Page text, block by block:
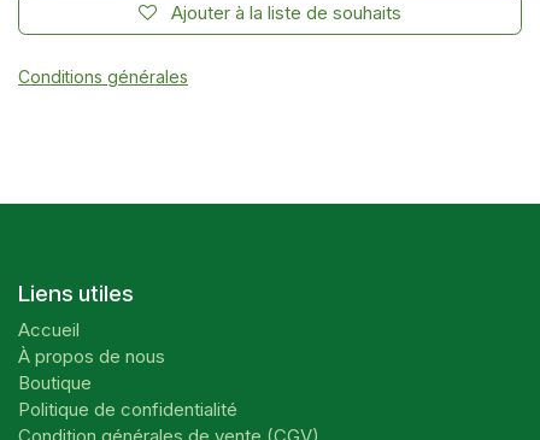
Ajouter à la liste de souhaits
Conditions générales
Liens utiles
Accueil
À propos de nous
Boutique
Politique de confidentialité